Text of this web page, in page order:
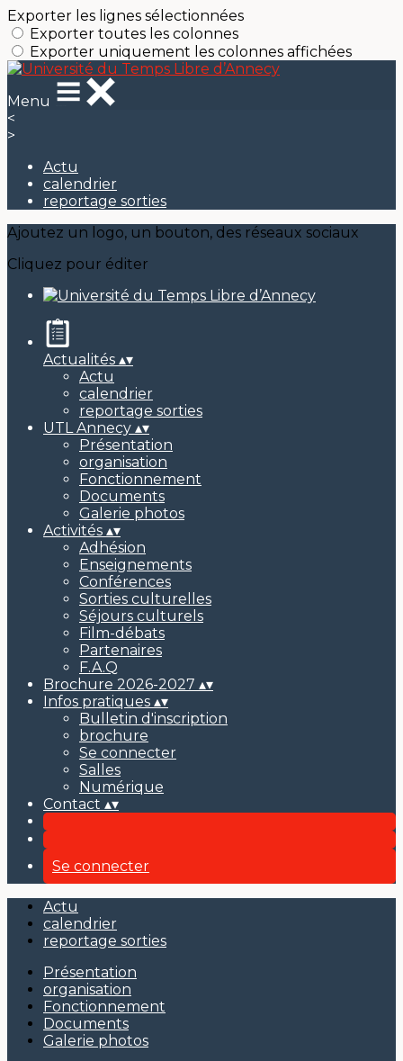
Exporter les lignes sélectionnées
Exporter toutes les colonnes
Exporter uniquement les colonnes affichées
Menu
<
>
Actu
calendrier
reportage sorties
Ajoutez un logo, un bouton, des réseaux sociaux
Cliquez pour éditer
Actualités ▴▾
Actu
calendrier
reportage sorties
UTL Annecy ▴▾
Présentation
organisation
Fonctionnement
Documents
Galerie photos
Activités ▴▾
Adhésion
Enseignements
Conférences
Sorties culturelles
Séjours culturels
Film-débats
Partenaires
F.A.Q
Brochure 2026-2027 ▴▾
Infos pratiques ▴▾
Bulletin d'inscription
brochure
Se connecter
Salles
Numérique
Contact ▴▾
Se connecter
Actu
calendrier
reportage sorties
Présentation
organisation
Fonctionnement
Documents
Galerie photos